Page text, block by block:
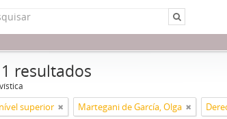
resultados
superior Martegani de García, Olga